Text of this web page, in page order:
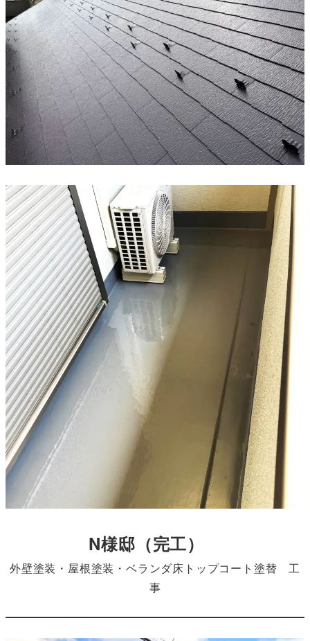
N様邸 （完工）
外壁塗装・屋根塗装・ベランダ床トップコート塗替 工
事